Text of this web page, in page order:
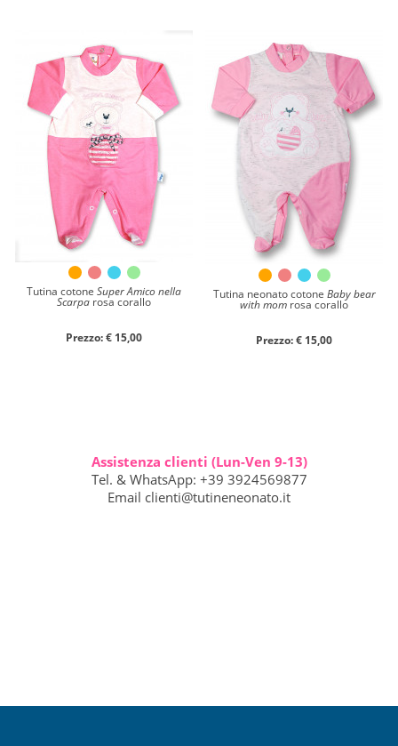
Tutina cotone Super Amico nella
Scarpa rosa corallo
Prezzo: € 15,00
Tutina neonato cotone Baby bear
with mom rosa corallo
Prezzo: € 15,00
Assistenza clienti (Lun-Ven 9-13)
Tel. & WhatsApp: +39 3924569877
Email clienti@tutineneonato.it